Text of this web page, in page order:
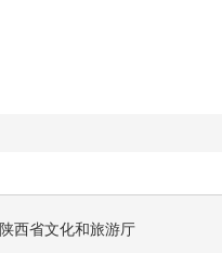
陕西省文化和旅游厅